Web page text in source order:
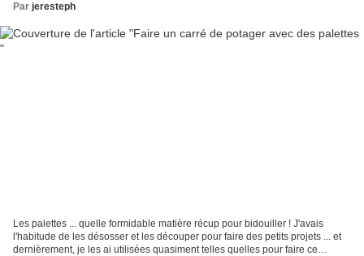
Par jeresteph
Les palettes ... quelle formidable matière récup pour bidouiller ! J'avais
l'habitude de les désosser et les découper pour faire des petits projets ... et
dernièrement, je les ai utilisées quasiment telles quelles pour faire ce